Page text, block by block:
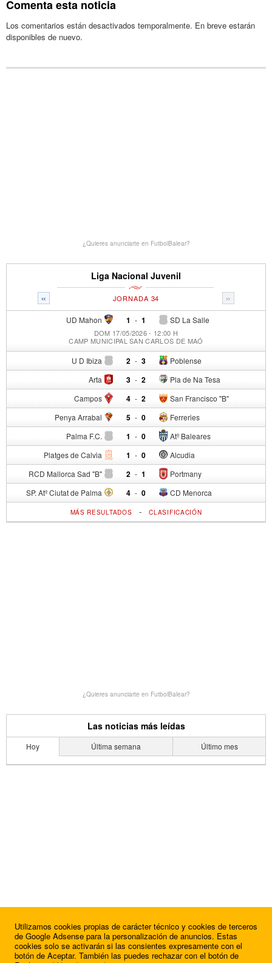
Comenta esta noticia
Los comentarios están desactivados temporalmente. En breve estarán
disponibles de nuevo.
¿Quieres anunciarte en FutbolBalear?
Liga Nacional Juvenil
« »
JORNADA 34
UD Mahon 1 - SD La Salle
1
DOM 17/05/2026 - 12:00 H
CAMP MUNICIPAL SAN CARLOS DE MAÓ
U D Ibiza 2 - Poblense
3
Arta 3 - Pla de Na Tesa
2
Campos 4 - San Francisco "B"
2
Penya Arrabal 5 - Ferreries
0
Palma F.C. 1 - Atº Baleares
0
Platges de Calvia 1 - Alcudia
0
RCD Mallorca Sad "B" 2 - Portmany
1
SP. Atº Ciutat de Palma 4 - CD Menorca
0
MÁS RESULTADOS -CLASIFICACIÓN
¿Quieres anunciarte en FutbolBalear?
Las noticias más leídas
Hoy Última semana Último mes
Utilizamos cookies propias de carácter técnico y cookies de terceros
de Google Adsense para la personalización de anuncios. Estas
cookies solo se activarán si las consientes expresamente con el
botón de Aceptar. También las puedes rechazar con el botón de